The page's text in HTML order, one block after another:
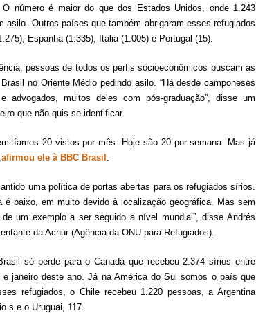
O número é maior do que dos Estados Unidos, onde 1.243
asilo. Outros países que também abrigaram esses refugiados
Espanha (1.335), Itália (1.005) e Portugal (15).
pessoas de todos os perfis socioeconômicos buscam as
no Oriente Médio pedindo asilo. “Há desde camponeses
advogados, muitos deles com pós-graduação”, disse um
que não quis se identificar.
20 vistos por mês. Hoje são 20 por semana. Mas já
afirmou ele à BBC Brasil .
uma política de portas abertas para os refugiados sírios.
é baixo, em muito devido à localização geográfica. Mas sem
um exemplo a ser seguido a nível mundial”, disse Andrés
da Acnur (Agência da ONU para Refugiados).
só perde para o Canadá que recebeu 2.374 sírios entre
e janeiro deste ano. Já na América do Sul somos o país que
refugiados, o Chile recebeu 1.220 pessoas, a Argentina
s e o Uruguai, 117.